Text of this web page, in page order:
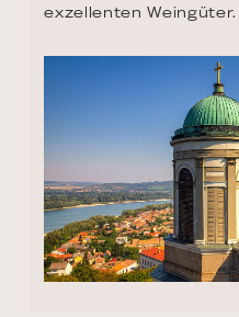
exzellenten Weingüter.